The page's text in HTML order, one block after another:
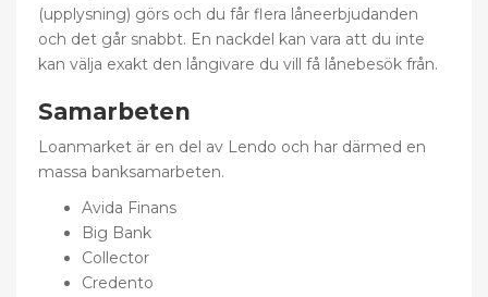
(upplysning) görs och du får flera låneerbjudanden
och det går snabbt. En nackdel kan vara att du inte
kan välja exakt den långivare du vill få lånebesök från.
Samarbeten
Loanmarket är en del av Lendo och har därmed en
massa banksamarbeten.
Avida Finans
Big Bank
Collector
Credento